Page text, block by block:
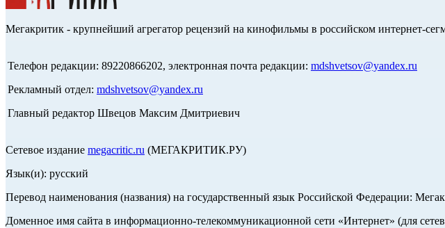
Мегакритик - крупнейший агрегатор рецензий на кинофильмы в российском интернет-
Телефон редакции: 89220866202, электронная почта редакции: mdshvetsov@yandex.ru
Рекламный отдел: mdshvetsov@yandex.ru
Главный редактор Швецов Максим Дмитриевич
Сетевое издание megacritic.ru (МЕГАКРИТИК.РУ)
Язык(и): русский
Перевод наименования (названия) на государственный язык Российской Федерации:
Доменное имя сайта в информационно-телекоммуникационной сети «Интернет» (для